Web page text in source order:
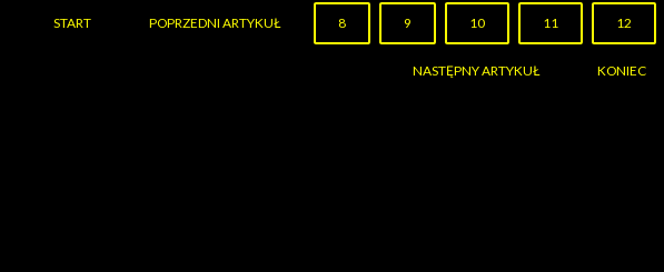
START POPRZEDNI ARTYKUŁ 8 9 10 11 12
NASTĘPNY ARTYKUŁ KONIEC